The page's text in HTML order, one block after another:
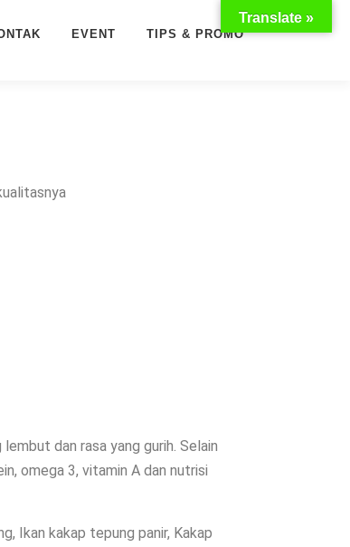
EVENT TIPS & PROMO
dan rasa yang gurih. Selain
omega 3, vitamin A dan nutrisi
Ikan kakap tepung panir, Kakap
Translate »